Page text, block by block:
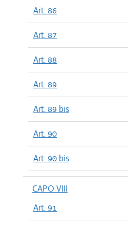
Art. 86
Art. 87
Art. 88
Art. 89
Art. 89 bis
Art. 90
Art. 90 bis
CAPO VIII
Art. 91